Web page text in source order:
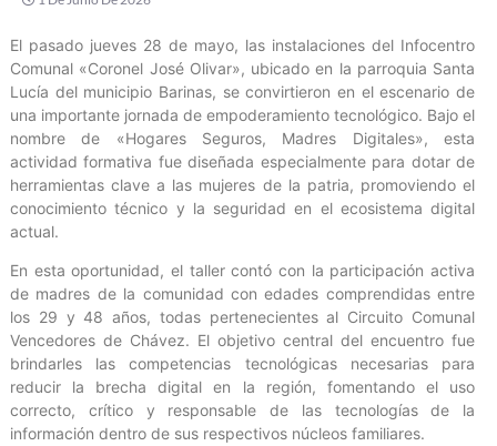
El pasado jueves 28 de mayo, las instalaciones del Infocentro
Comunal «Coronel José Olivar», ubicado en la parroquia Santa
Lucía del municipio Barinas, se convirtieron en el escenario de
una importante jornada de empoderamiento tecnológico. Bajo el
nombre de «Hogares Seguros, Madres Digitales», esta
actividad formativa fue diseñada especialmente para dotar de
herramientas clave a las mujeres de la patria, promoviendo el
conocimiento técnico y la seguridad en el ecosistema digital
actual.
En esta oportunidad, el taller contó con la participación activa
de madres de la comunidad con edades comprendidas entre
los 29 y 48 años, todas pertenecientes al Circuito Comunal
Vencedores de Chávez. El objetivo central del encuentro fue
brindarles las competencias tecnológicas necesarias para
reducir la brecha digital en la región, fomentando el uso
correcto, crítico y responsable de las tecnologías de la
información dentro de sus respectivos núcleos familiares.